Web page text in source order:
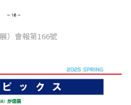
）會報第166號